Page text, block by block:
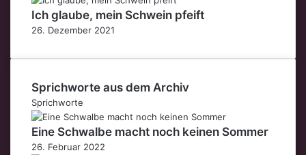
Ich glaube, mein Schwein pfeift
26. Dezember 2021
Sprichworte aus dem Archiv
Sprichworte
Eine Schwalbe macht noch keinen Sommer
26. Februar 2022